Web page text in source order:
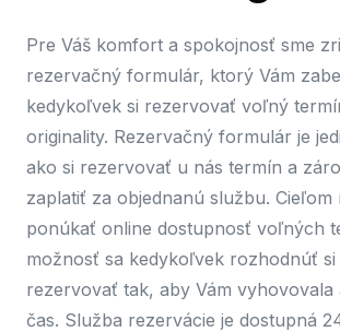
Pre Váš komfort a spokojnosť sme
rezervačný formulár, ktorý Vám
kedykoľvek si rezervovať voľný
originality. Rezervačný formulár je
ako si rezervovať u nás termín a
zaplatiť za objednanú službu. Cieľom
ponúkať online dostupnosť voľných
možnosť sa kedykoľvek rozhodnúť si
rezervovať tak, aby Vám vyhovovala
čas. Služba rezervácie je dostupná